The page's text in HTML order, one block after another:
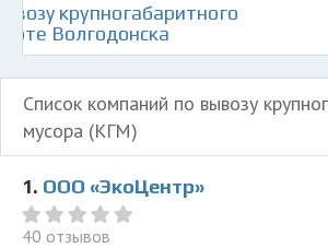
крупногабаритного
Волгодонска
Список компаний по вывозу
мусора (КГМ)
1. ООО «ЭкоЦентр»
40 отзывов